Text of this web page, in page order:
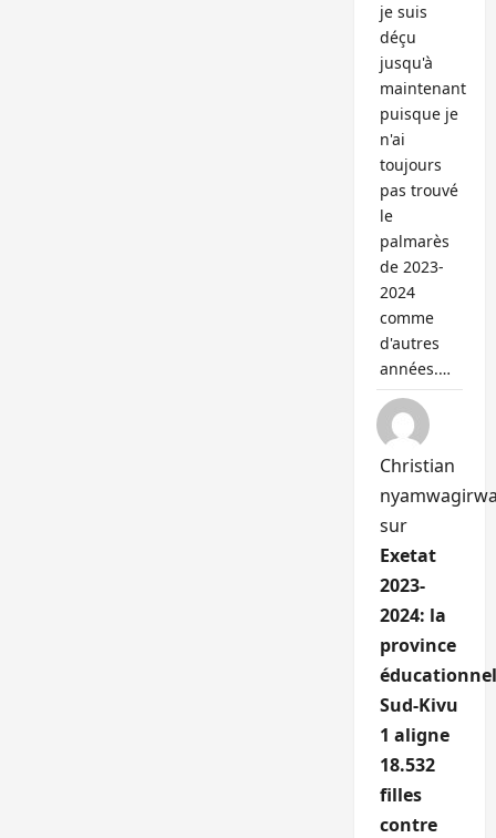
je suis
déçu
jusqu'à
maintenant
puisque je
n'ai
toujours
pas trouvé
le
palmarès
de 2023-
2024
comme
d'autres
années.…
Christian
sur
Exetat
2023-
2024: la
province
Sud-Kivu
1 aligne
18.532
filles
contre